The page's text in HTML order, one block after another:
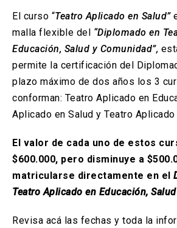
abre
en
nueva
pestaña)
abre
en
una
nueva
pestaña)
Correo launch
(El
enlace
se
abre
en
nueva
pestaña)
El curso “Teatro Aplicado en Salud”
malla flexible del “Diplomado en
Educación, Salud y Comunidad”,
permite la certificación del
plazo máximo de dos años los 3
conforman: Teatro Aplicado en
Aplicado en Salud y Teatro Aplicado
El valor de cada uno de estos
$600.000, pero disminuye a
matricularse directamente en el
Teatro Aplicado en Educación,
Revisa acá las fechas y toda la